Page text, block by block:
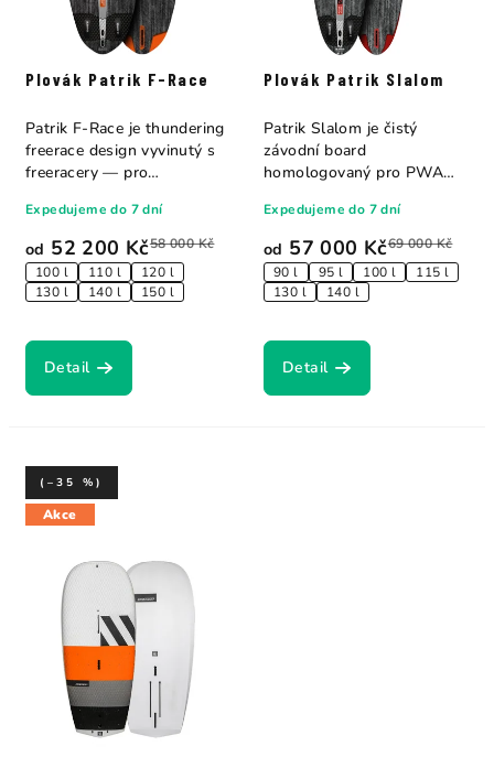
Plovák Patrik F-Race
od 52 200 Kč58 000 Kč
100 l 110 l
120 l
130 l
140 l 150 l
Expedujeme do 7 dní
Detail
Patrik F-Race je thundering
freerace design vyvinutý s
freeracery — pro
Plovák Patrik Slalom
od 57 000 Kč69 000 Kč
90 l 95 l 100 l
115 l
130 l
140 l
Expedujeme do 7 dní
Detail
Patrik Slalom je čistý
závodní board
homologovaný pro PWA
Akce
(–35 %)